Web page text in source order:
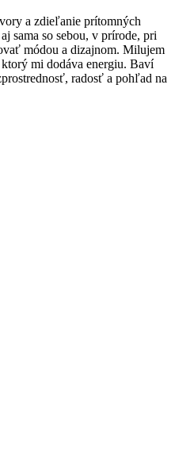
a zdieľanie prítomných
sama so sebou, v prírode, pri
módou a dizajnom. Milujem
mi dodáva energiu. Baví
radosť a pohľad na